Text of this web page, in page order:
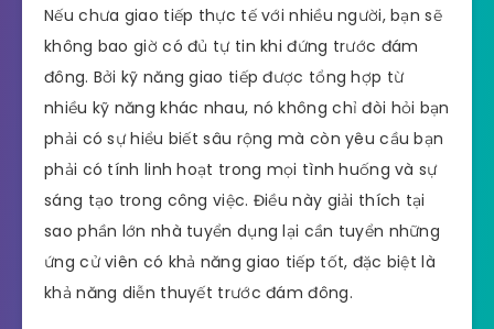
Nếu chưa giao tiếp thực tế với nhiều người, bạn sẽ
không bao giờ có đủ tự tin khi đứng trước đám
đông. Bởi kỹ năng giao tiếp được tổng hợp từ
nhiều kỹ năng khác nhau, nó không chỉ đòi hỏi bạn
phải có sự hiểu biết sâu rộng mà còn yêu cầu bạn
phải có tính linh hoạt trong mọi tình huống và sự
sáng tạo trong công việc. Điều này giải thích tại
sao phần lớn nhà tuyển dụng lại cần tuyển những
ứng cử viên có khả năng giao tiếp tốt, đặc biệt là
khả năng diễn thuyết trước đám đông.